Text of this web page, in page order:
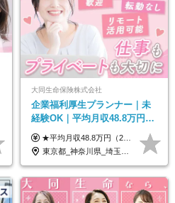
大同生命保険株式会社
企業福利厚生プランナー｜未
経験OK｜平均月収48.8万円｜
リモートOK｜残業ほぼなし｜
転勤なし｜女性活躍中
★平均月収48.8万円（2025年度実績） ★安心の固定給＋賞与年2回＋インセンティブ！手当も充実 月給21万円～23万円＋諸手当＋インセンティブ＋賞与年2回 ※給与は年間平均の税込定例給与です。賞与は含みません。 ※約3週間の研修期間中は日当8000円を支給いたします。 ※試用期間6ヵ月あり（期間中の条件変更なし） ◆東京・神奈川・千葉・埼玉・愛知（一部）・京都・大阪・兵庫（一部）：月給23万円以上 ◆静岡（一部）・三重・岐阜：月給22万円以上 ◆上記以外の地域：月給21万円以上
東京都_神奈川県_埼玉県_千葉県_大阪府_愛知県_北海道_青森県_岩手県_宮城県_秋田県_山形県_福島県_茨城県_栃木県_群馬県_新潟県_山梨県_長野県_富山県_石川県_福井県_静岡県_岐阜県_三重県_兵庫県_京都府_滋賀県_奈良県_和歌山県_広島県_岡山県_鳥取県_島根県_山口県_徳島県_香川県_愛媛県_高知県_福岡県_熊本県_佐賀県_長崎県_大分県_宮崎県_鹿児島県_沖縄県